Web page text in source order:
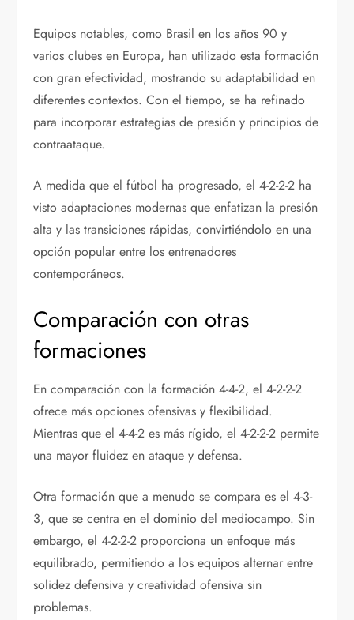
Equipos notables, como Brasil en los años 90 y
varios clubes en Europa, han utilizado esta formación
con gran efectividad, mostrando su adaptabilidad en
diferentes contextos. Con el tiempo, se ha refinado
para incorporar estrategias de presión y principios de
contraataque.
A medida que el fútbol ha progresado, el 4-2-2-2 ha
visto adaptaciones modernas que enfatizan la presión
alta y las transiciones rápidas, convirtiéndolo en una
opción popular entre los entrenadores
contemporáneos.
Comparación con otras
formaciones
En comparación con la formación 4-4-2, el 4-2-2-2
ofrece más opciones ofensivas y flexibilidad.
Mientras que el 4-4-2 es más rígido, el 4-2-2-2 permite
una mayor fluidez en ataque y defensa.
Otra formación que a menudo se compara es el 4-3-
3, que se centra en el dominio del mediocampo. Sin
embargo, el 4-2-2-2 proporciona un enfoque más
equilibrado, permitiendo a los equipos alternar entre
solidez defensiva y creatividad ofensiva sin
problemas.